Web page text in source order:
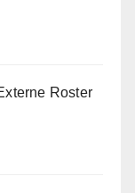
Roster